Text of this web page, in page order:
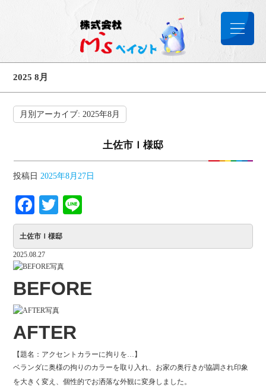
2025 8月
月別アーカイブ:2025年8月
土佐市Ｉ様邸
投稿日 2025年8月27日
Facebook
Twitter
土佐市Ｉ様邸
2025.08.27
BEFORE
AFTER
【題名：アクセントカラーに拘りを…】
ベランダに奥様の拘りのカラーを取り入れ、お家の奥行きが協調され印象
を大きく変え、個性的でお洒落な外観に変身しました。